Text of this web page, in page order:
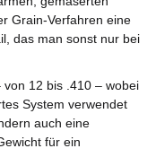
Grain-Verfahren eine
das man sonst nur bei
von 12 bis .410 – wobei
System verwendet
auch eine
für ein